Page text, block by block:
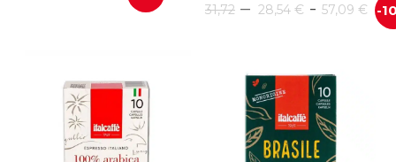
31,72 – 28,54 € - 57,09 € -